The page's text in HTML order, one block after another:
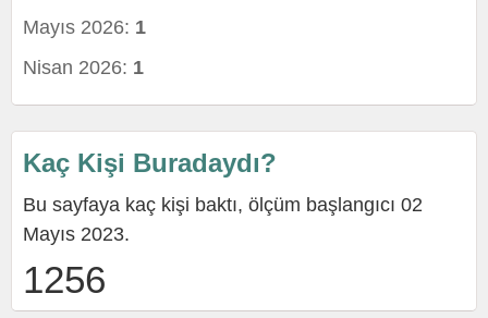
Mayıs 2026: 1
Nisan 2026: 1
Kaç Kişi Buradaydı?
Bu sayfaya kaç kişi baktı, ölçüm başlangıcı 02
Mayıs 2023.
1256